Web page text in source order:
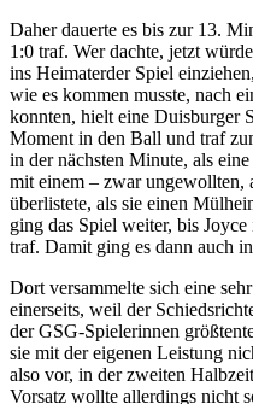
Daher dauerte es bis zur 13.
1:0 traf. Wer dachte, jetzt
ins Heimaterder Spiel
wie es kommen musste, nach
konnten, hielt eine Duisburger
Moment in den Ball und traf
in der nächsten Minute, als
mit einem – zwar ungewollten,
überlistete, als sie einen
ging das Spiel weiter, bis
traf. Damit ging es dann auch
Dort versammelte sich eine
einerseits, weil der
der GSG-Spielerinnen
sie mit der eigenen Leistung
also vor, in der zweiten
Vorsatz wollte allerdings nicht